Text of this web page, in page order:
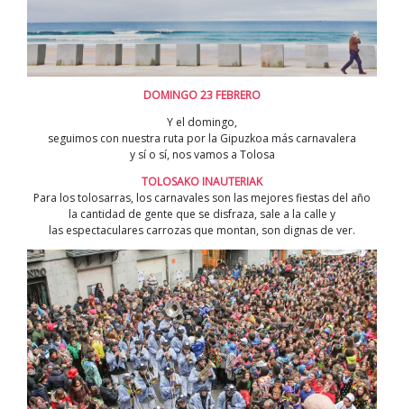
DOMINGO 23 FEBRERO
Y el domingo,
seguimos con nuestra ruta por la Gipuzkoa más carnavalera
y sí o sí, nos vamos a Tolosa
TOLOSAKO INAUTERIAK
Para los tolosarras, los carnavales son las mejores fiestas del año
la cantidad de gente que se disfraza, sale a la calle y
las espectaculares carrozas que montan, son dignas de ver.